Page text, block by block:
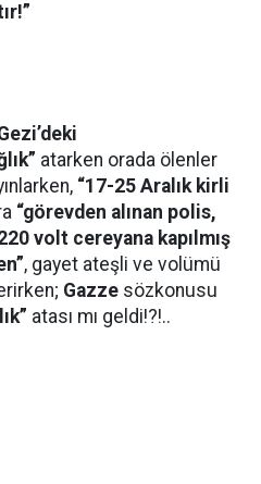
atarken orada ölenler
“17-25 Aralık kirli
“görevden alınan polis,
volt cereyana kapılmış
, gayet ateşli ve volümü
Gazze sözkonusu
atası mı geldi!?!..